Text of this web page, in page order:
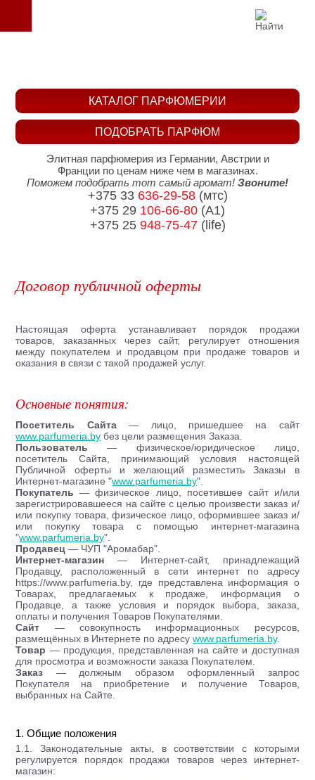
Договор публичной оферты
Настоящая оферта устанавливает порядок продажи
товаров, заказанных через сайт, регулирует отношения
между покупателем и продавцом при продаже товаров и
оказания в связи с такой продажей услуг.
Основные понятия:
Посетитель Сайта— лицо, пришедшее на сайт
www.parfumeria.by без цели размещения Заказа.
Пользователь — физическое/юридическое лицо,
посетитель Сайта, принимающий условия настоящей
Публичной оферты и желающий разместить Заказы в
Интернет-магазине "www.parfumeria.by".
Покупатель — физическое лицо, посетившее сайт и/или
зарегистрировавшееся на сайте с целью произвести заказ и/
или покупку товара, физическое лицо, оформившее заказ и/
или покупку товара с помощью интернет-магазина
"www.parfumeria.by".
Продавец — ЧУП "Аромабар".
Интернет-магазин — Интернет-сайт, принадлежащий
Продавцу, расположенный в сети интернет по адресу
https://www.parfumeria.by, где представлена информация о
Товарах, предлагаемых к продаже, информация о
Продавце, а также условия и порядок выбора, заказа,
оплаты и получения Товаров Покупателями.
Сайт — совокупность информационных ресурсов,
размещённых в Интернете по адресуwww.parfumeria.by.
Товар — продукция, представленная на сайте и доступная
для просмотра и возможности заказа Покупателем.
Заказ — должным образом оформленный запрос
Покупателя на приобретение и получение Товаров,
выбранных на Сайте.
1. Общие положения
1.1. Законодательные акты, в соответствии с которыми
регулируется порядок продажи товаров через интернет-
магазин:
ПОДОБРАТЬ ПАРФЮМ
КАТАЛОГ ПАРФЮМЕРИИ
Элитная парфюмерия из Германии, Австрии и
Франции по ценам ниже чем в магазинах.
Поможем подобрать тот самый аромат! Звоните!
+375 33 636-29-58(мтс)
+375 29 106-66-80 (A1)
+375 25 948-75-47(life)